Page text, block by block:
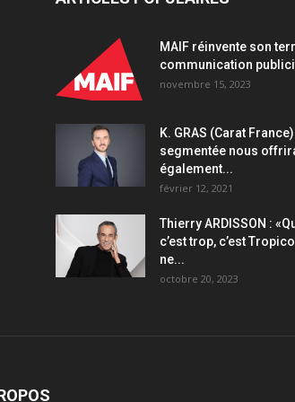
publicité
TV
MAIF réinvente son
communication
novembre 15, 2023
K. GRAS (Carat
segmentée nous
également...
février 12, 2021
Thierry ARDISSON :
c’est trop, c’est
ne...
octobre 20, 2023